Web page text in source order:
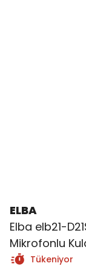
ELBA
Elba elb21-
Mikrofonlu
Tükeniyor